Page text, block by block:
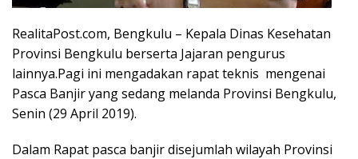
RealitaPost.com, Bengkulu – Kepala Dinas Kesehatan
Provinsi Bengkulu berserta Jajaran pengurus
lainnya.Pagi ini mengadakan rapat teknis mengenai
Pasca Banjir yang sedang melanda Provinsi Bengkulu,
Senin (29 April 2019).
Dalam Rapat pasca banjir disejumlah wilayah Provinsi